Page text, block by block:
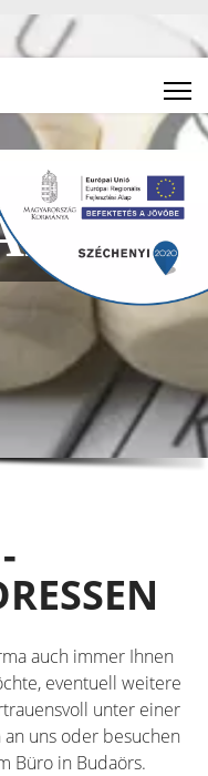
auch immer Ihnen
eventuell weitere
unter einer
uns oder besuchen
Büro in Budaörs.